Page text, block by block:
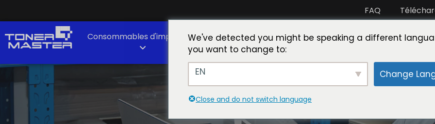
FAQ
Consommables d'impression Partenaire avec nous Rencontre avec Toner Master
We've detected you might be speaking a different
you want to change to:
EN Change
Close and do not switch language